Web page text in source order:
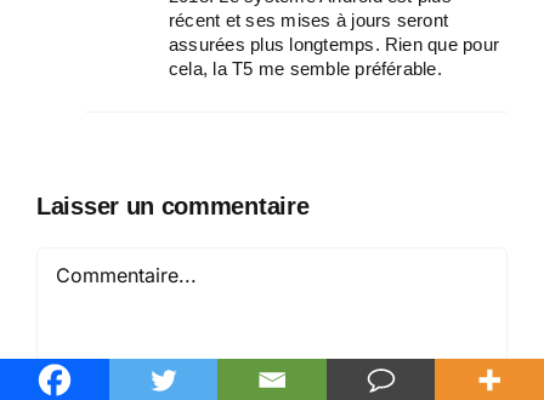
récent et ses mises à jours seront
assurées plus longtemps. Rien que pour
cela, la T5 me semble préférable.
Laisser un commentaire